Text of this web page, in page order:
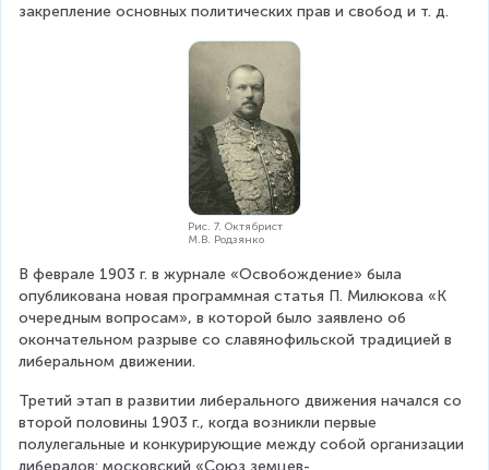
закрепление основных политических прав и свобод и т. д.
Рис. 7. Октябрист
М.В. Родзянко
В феврале 1903 г. в журнале «Освобождение» была
опубликована новая программная статья П. Милюкова «К
очередным вопросам», в которой было заявлено об
окончательном разрыве со славянофильской традицией в
либеральном движении.
Третий этап в развитии либерального движения начался со
второй половины 1903 г., когда возникли первые
полулегальные и конкурирующие между собой организации
либералов: московский «Союз земцев-